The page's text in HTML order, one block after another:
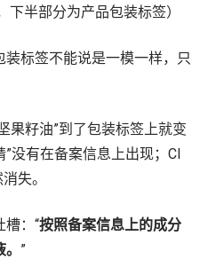
下半部分为产品包装标签）
标签不能说是一模一样，只
果籽油”到了包装标签上就变
”没有在备案信息上出现；CI
失。
：“按照备案信息上的成分
”